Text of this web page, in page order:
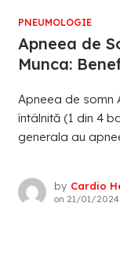
PNEUMOLOGIE
Apneea de
Munca:
Apneea de somn
întâlnită (1 din 4
generala au
by Cardio
on 21/01/2024